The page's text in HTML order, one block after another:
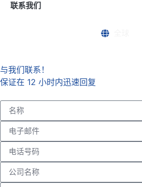
联系我们
与我们联系！
保证在 12 小时内迅速回复